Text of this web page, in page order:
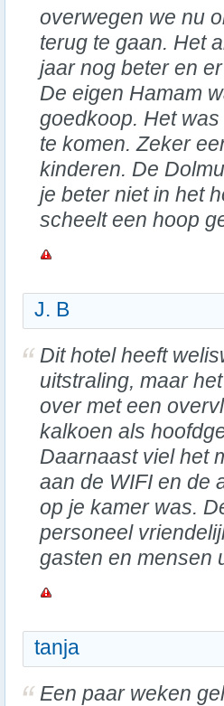
overwegen we nu
terug te gaan. Het
jaar nog beter en
De eigen Hamam
goedkoop. Het
te komen. Zeker
kinderen. De
je beter niet in het
scheelt een hoop
J. B
Dit hotel heeft
uitstraling, maar
over met een
kalkoen als
Daarnaast viel het
aan de WIFI en de
op je kamer was.
personeel
gasten en mensen
tanja
Een paar weken